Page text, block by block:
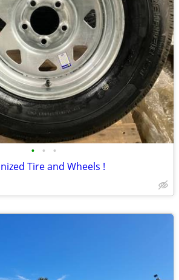
• • •
Tire and Wheels !